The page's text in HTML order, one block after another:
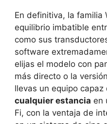
En definitiva, la familia
equilibrio imbatible
como sus
software
elijas el modelo con
más directo o la
llevas un equipo capaz
cualquier estancia en
Fi, con la ventaja de